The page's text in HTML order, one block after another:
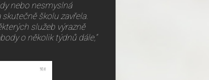
nebo nesmyslná
školu zavřela.
služeb výrazně
o několik týdnů dále,“